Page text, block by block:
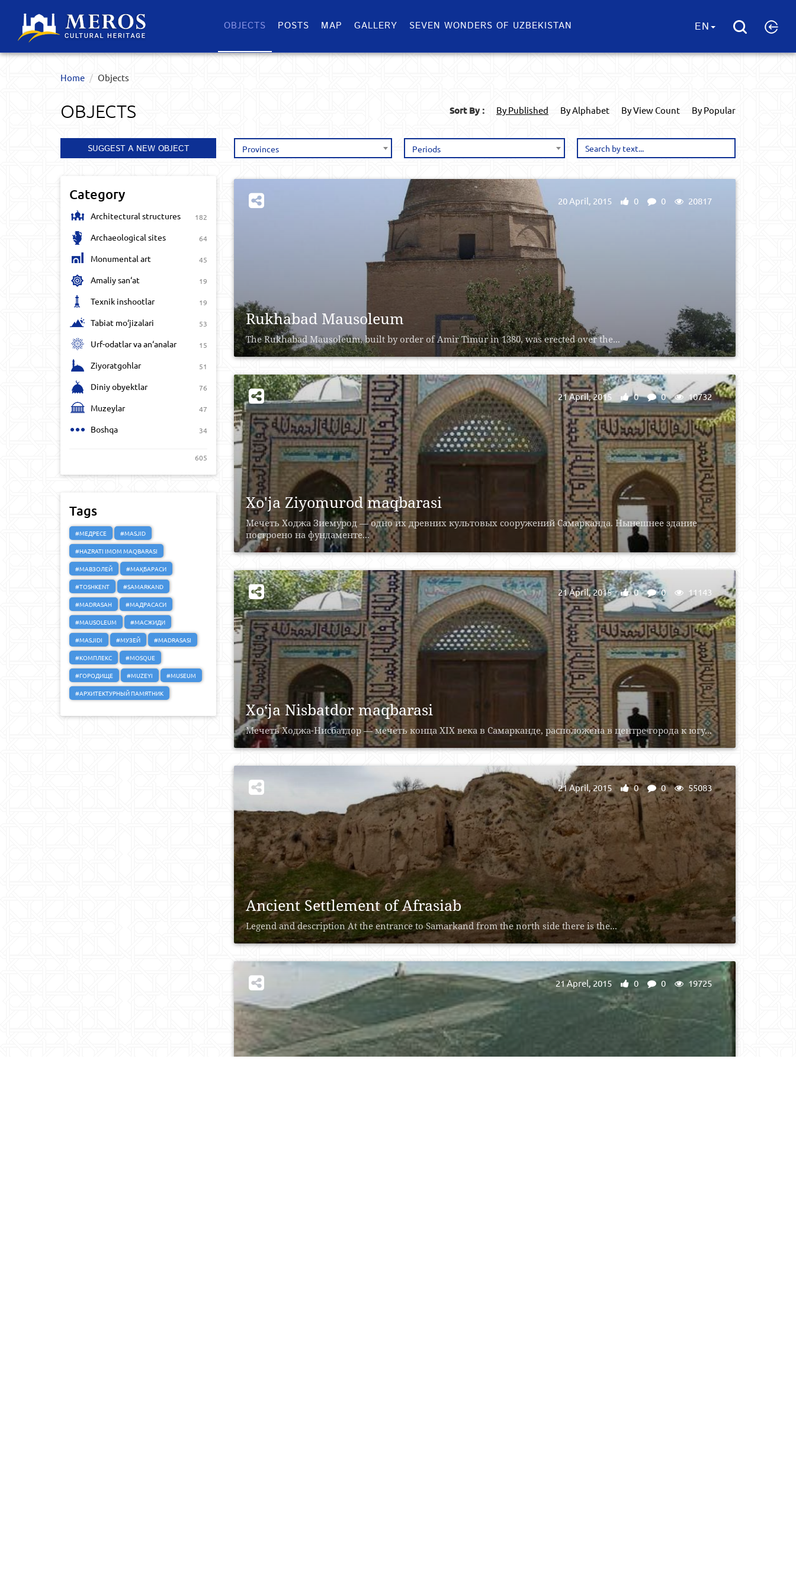
OBJECTS POSTS MAP GALLERY SEVEN WONDERS OF UZBEKISTAN EN
Home Objects
OBJECTS Sort By : By Published By Alphabet By View Count By Popular
SUGGEST A NEW OBJECT
Category
Architectural structures 182
Archaeological sites 64
Monumental art 45
Amaliy san‘at 19
Texnik inshootlar 19
Tabiat mo‘jizalari 53
Urf-odatlar va an‘analar 15
Ziyoratgohlar 51
Diniy obyektlar 76
Muzeylar 47
Boshqa 34
605
Tags
#МЕДРЕСЕ
#MASJID
#HAZRATI IMOM MAQBARASI
#МАВЗОЛЕЙ
#МАҚБАРАСИ
#TOSHKENT
#SAMARKAND
#MADRASAH
#МАДРАСАСИ
#MAUSOLEUM
#МАСЖИДИ
#MASJIDI
#МУЗЕЙ
#MADRASASI
#КОМПЛЕКС
#MOSQUE
#ГОРОДИЩЕ
#MUZEYI
#MUSEUM
#АРХИТЕКТУРНЫЙ ПАМЯТНИК
Provinces Periods
Rukhabad Mausoleum
The Rukhabad Mausoleum, built by order of Amir Timur in 1380, was erected over the...
20 April, 2015 0 0 20817
Xo'ja Ziyomurod maqbarasi
Мечеть Ходжа Зиемурод — одно их древних культовых сооружений Самарканда. Нынешнее здание
построено на фундаменте...
21 April, 2015 0 0 10732
Xo‘ja Nisbatdor maqbarasi
Мечеть Ходжа-Нисбатдор — мечеть конца XIX века в Самарканде, расположена в центре города к югу...
21 April, 2015 0 0 11143
Ancient Settlement of Afrasiab
Legend and description At the entrance to Samarkand from the north side there is the...
21 April, 2015 0 0 55083
21 Aprel, 2015 0 0 19725